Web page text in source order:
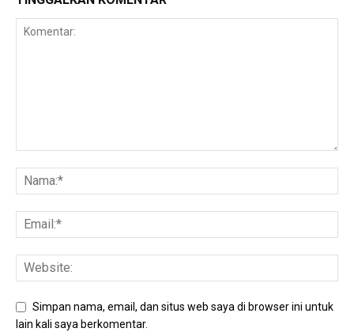
Simpan nama, email, dan situs web saya di browser ini untuk
lain kali saya berkomentar.